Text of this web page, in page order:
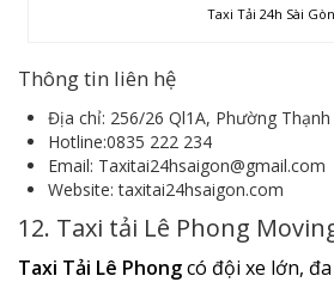
Taxi Tải 24h Sài Gòn
Thông tin liên hệ
Địa chỉ: 256/26 Ql1A, Phường
Hotline:0835 222 234
Email: Taxitai24hsaigon@gmail.com
Website: taxitai24hsaigon.com
12. Taxi tải Lê Phong
Taxi Tải Lê Phongcó đội xe lớn,